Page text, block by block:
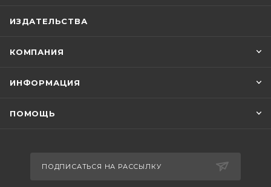
ИЗДАТЕЛЬСТВА
КОМПАНИЯ
ИНФОРМАЦИЯ
ПОМОЩЬ
ПОДПИСАТЬСЯ НА РАССЫЛКУ